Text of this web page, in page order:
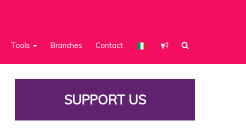
Tools Branches Contact
SUPPORT US